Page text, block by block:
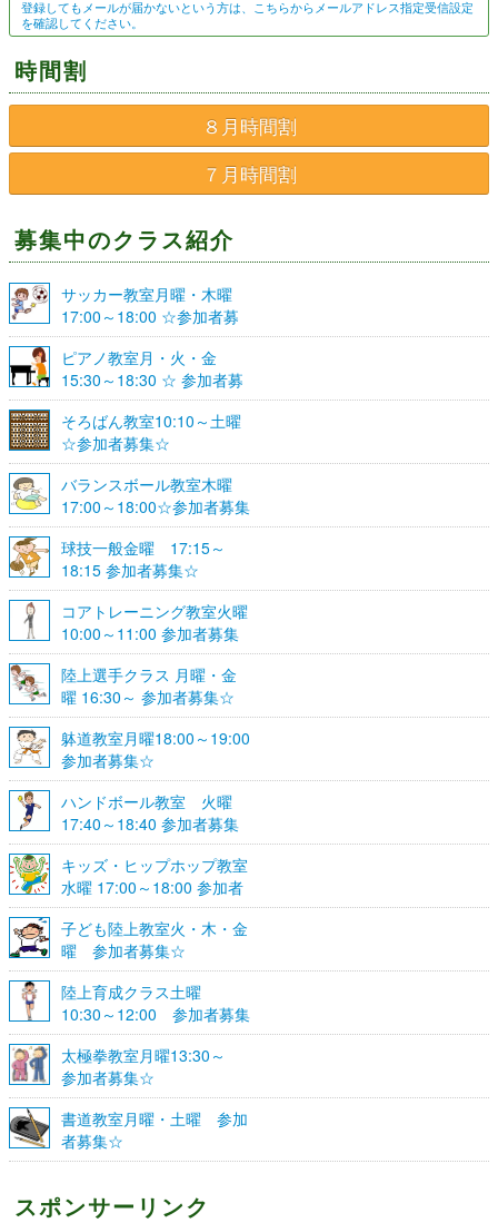
登録してもメールが届かないという方は、こちらからメールアドレス指定受信設定
を確認してください。
時間割
８月時間割
７月時間割
募集中のクラス紹介
サッカー教室月曜・木曜
17:00～18:00 ☆参加者募
集☆
ピアノ教室月・火・金
15:30～18:30 ☆ 参加者募
集☆
そろばん教室10:10～土曜
☆参加者募集☆
バランスボール教室木曜
17:00～18:00☆参加者募集
☆
球技一般金曜 17:15～
18:15 参加者募集☆
コアトレーニング教室火曜
10:00～11:00 参加者募集
陸上選手クラス 月曜・金
曜 16:30～ 参加者募集☆
躰道教室月曜18:00～19:00
参加者募集☆
ハンドボール教室 火曜
17:40～18:40 参加者募集
☆
キッズ・ヒップホップ教室
水曜 17:00～18:00 参加者
募集☆
子ども陸上教室火・木・金
曜 参加者募集☆
陸上育成クラス土曜
10:30～12:00 参加者募集
☆
太極拳教室月曜13:30～
参加者募集☆
書道教室月曜・土曜 参加
者募集☆
スポンサーリンク